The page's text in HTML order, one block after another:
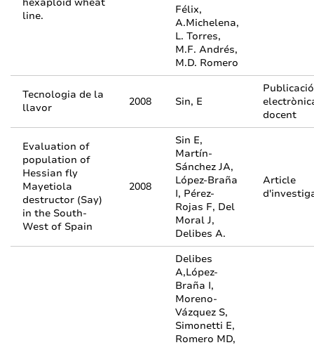
line.
Félix,
A.Michelena,
L. Torres,
M.F. Andrés,
M.D. Romero
Tecnologia de la
llavor
2008 Sin, E
Publicació
docent
Evaluation of
population of
Hessian fly
Mayetiola
destructor (Say)
in the South-
West of Spain
2008
Sin E,
Martín-
Sánchez JA,
López-Braña
I, Pérez-
Rojas F, Del
Moral J,
Delibes A.
Article
Delibes
A,López-
Braña I,
Moreno-
Vázquez S,
Simonetti E,
Romero MD,